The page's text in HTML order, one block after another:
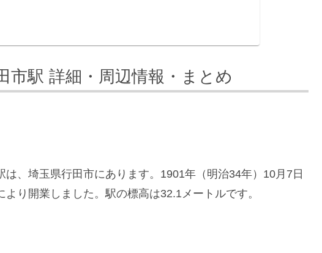
市駅 詳細・周辺情報・まとめ
、埼玉県行田市にあります。1901年（明治34年）10月7日
り開業しました。駅の標高は32.1メートルです。